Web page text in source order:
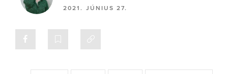
2021. JÚNIUS 27.